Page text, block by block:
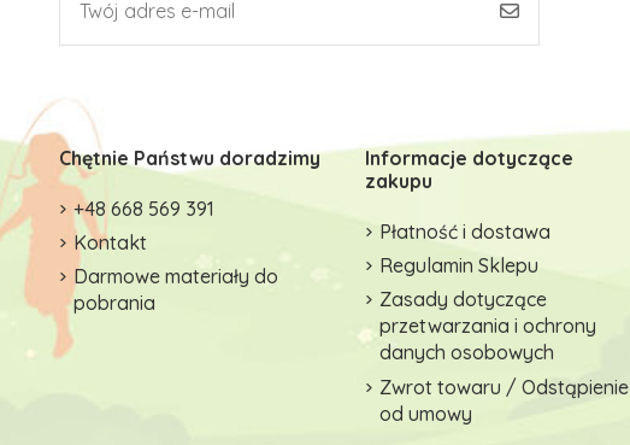
Chętnie Państwu doradzimy
+48 668 569 391
Kontakt
Darmowe materiały do
pobrania
Informacje dotyczące
zakupu
Płatność i dostawa
Regulamin Sklepu
Zasady dotyczące
przetwarzania i ochrony
danych osobowych
Zwrot towaru / Odstąpienie
od umowy